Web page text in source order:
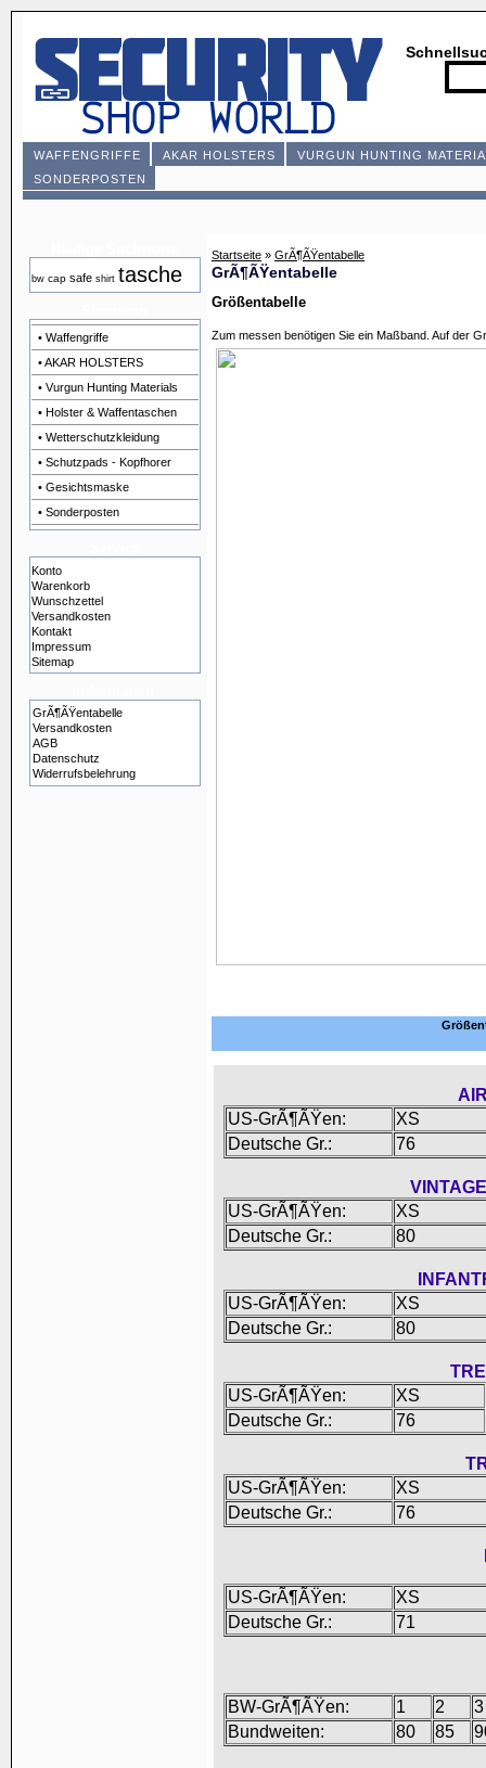
WAFFENGRIFFE AKAR HOLSTERS
VURGUN HUNTING
SONDERPOSTEN
bw cap safe shirt tasche
• Waffengriffe
• AKAR HOLSTERS
• Vurgun Hunting Materials
• Holster & Waffentaschen
• Wetterschutzkleidung
• Schutzpads - Kopfhorer
• Gesichtsmaske
• Sonderposten
Konto
Warenkorb
Wunschzettel
Versandkosten
Kontakt
Impressum
Sitemap
GrÃ¶ÃŸentabelle
Versandkosten
AGB
Datenschutz
Widerrufsbelehrung
Startseite » GrÃ¶ÃŸentabelle
GrÃ¶ÃŸentabelle
Größentabelle
Zum messen benötigen Sie ein Maßband. Auf der
US-GrÃ¶ÃŸen:
XS
Deutsche Gr.:
76
US-GrÃ¶ÃŸen:
XS
Deutsche Gr.:
80
US-GrÃ¶ÃŸen:
XS
Deutsche Gr.:
80
US-GrÃ¶ÃŸen:
XS
Deutsche Gr.:
76
US-GrÃ¶ÃŸen:
XS
Deutsche Gr.:
76
US-GrÃ¶ÃŸen:
XS
Deutsche Gr.:
71
BW-GrÃ¶ÃŸen: 1 2
3
Bundweiten:
80 85